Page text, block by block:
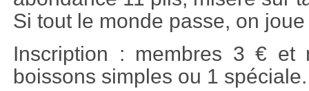
Si tout le monde passe, on
Inscription : membres 3 € et
boissons simples ou 1 spéciale.